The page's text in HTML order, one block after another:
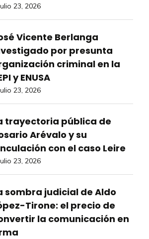
23, 2026
Vicente Berlanga
por presunta
criminal en la
y ENUSA
23, 2026
trayectoria pública de
Arévalo y su
con el caso Leire
23, 2026
sombra judicial de Aldo
Tirone: el precio de
la comunicación en